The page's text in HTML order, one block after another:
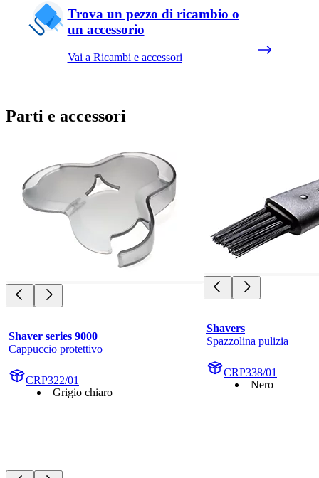
Trova un pezzo di ricambio o
un accessorio
Vai a Ricambi e accessori
Parti e accessori
Shaver series 9000
Cappuccio protettivo
CRP322/01
Grigio chiaro
Shavers
Spazzolina pulizia
CRP338/01
Nero